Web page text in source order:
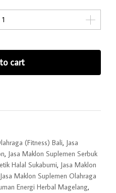
cart
(Fitness) Bali, Jasa
, Jasa Maklon Suplemen Serbuk
Halal Sukabumi, Jasa Maklon
Jasa Maklon Suplemen Olahraga
Energi Herbal Magelang,